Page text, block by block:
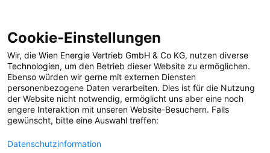
POSTS BY TAG
Erdgasbetriebene
Fahrzeuge
Cookie-Einstellungen
Wir, die Wien Energie Vertrieb GmbH & Co KG, nutzen diverse
Technologien, um den Betrieb dieser Website zu ermöglichen.
Ebenso würden wir gerne mit externen Diensten
personenbezogene Daten verarbeiten. Dies ist für die Nutzung
der Website nicht notwendig, ermöglicht uns aber eine noch
engere Interaktion mit unseren Website-Besuchern. Falls
gewünscht, bitte eine Auswahl treffen:
Datenschutzinformation